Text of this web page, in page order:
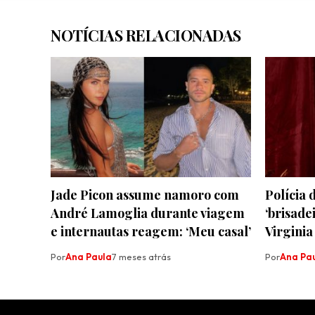
NOTÍCIAS RELACIONADAS
Jade Picon assume namoro com
André Lamoglia durante viagem
e internautas reagem: ‘Meu casal’
PorAna Paula7 meses atrás
Polícia
Virginia
PorAna